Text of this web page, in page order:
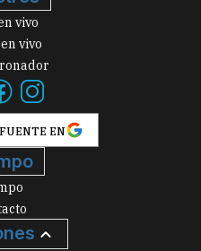
vivo
vivo
EN